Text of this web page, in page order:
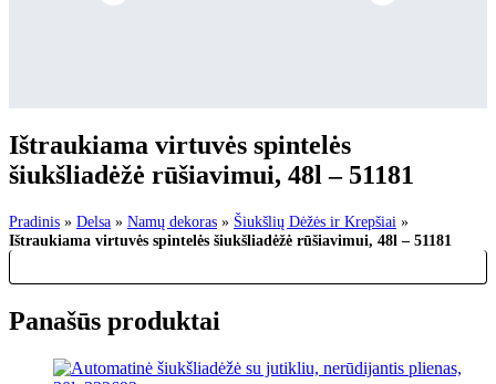
Ištraukiama virtuvės spintelės
šiukšliadėžė rūšiavimui, 48l – 51181
Pradinis » Delsa » Namų dekoras » Šiukšlių Dėžės ir Krepšiai »
Ištraukiama virtuvės spintelės šiukšliadėžė rūšiavimui, 48l – 51181
Panašūs produktai